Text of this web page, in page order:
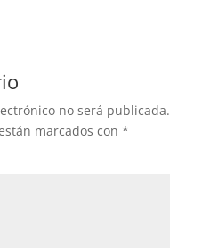
no será publicada.
marcados con *